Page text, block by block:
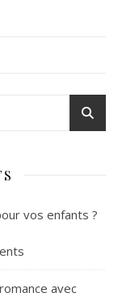
vos enfants ?
avec